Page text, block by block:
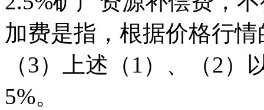
加费是指，根据价格行
（3）上述（1）、（2
5%。